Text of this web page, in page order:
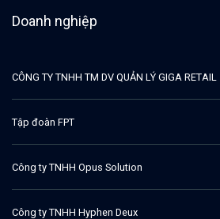
Doanh nghiệp
CÔNG TY TNHH TM DV QUẢN LÝ GIGA RETAIL
Tập đoàn FPT
Công ty TNHH Opus Solution
Công ty TNHH Hyphen Deux